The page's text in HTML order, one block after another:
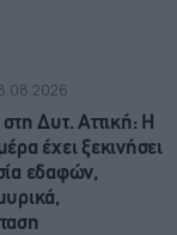
στη Δυτ. Αττική: Η
έχει ξεκινήσει
εδαφών,